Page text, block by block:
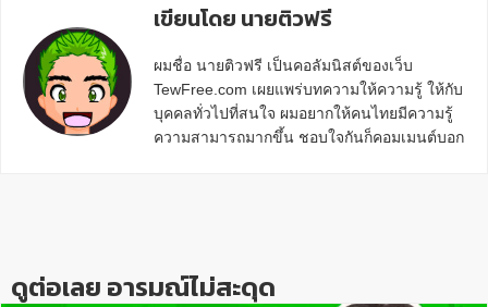
เขียนโดย นายติวฟรี
ผมชื่อ นายติวฟรี เป็นคอลัมนิสต์ของเว็บ
TewFree.com เผยแพร่บทความให้ความรู้ ให้กับ
บุคคลทั่วไปที่สนใจ ผมอยากให้คนไทยมีความรู้
ความสามารถมากขึ้น ชอบใจกันก็คอมเมนต์บอก
ดูต่อเลย อารมณ์ไม่สะดุด